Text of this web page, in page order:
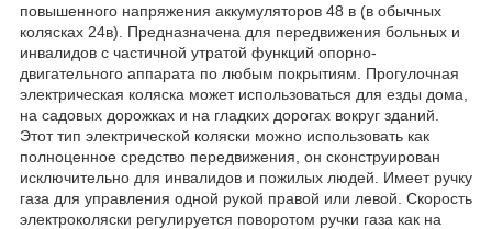
повышенного напряжения аккумуляторов 48 в (в обычных
колясках 24в). Предназначена для передвижения больных и
инвалидов с частичной утратой функций опорно-
двигательного аппарата по любым покрытиям. Прогулочная
электрическая коляска может использоваться для езды дома,
на садовых дорожках и на гладких дорогах вокруг зданий.
Этот тип электрической коляски можно использовать как
полноценное средство передвижения, он сконструирован
исключительно для инвалидов и пожилых людей. Имеет ручку
газа для управления одной рукой правой или левой. Скорость
электроколяски регулируется поворотом ручки газа как на